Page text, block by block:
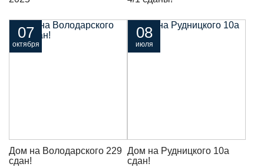
07
октября
Дом на Володарского 229
сдан!
08
июля
Дом на Рудницкого 10а
сдан!